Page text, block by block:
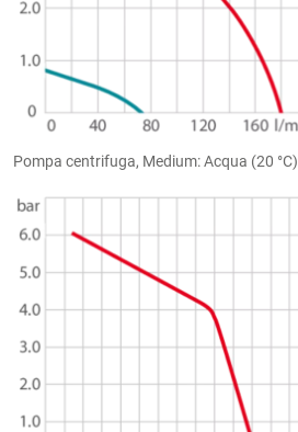
Pompa centrifuga, Medium: Acqua (20 °C)